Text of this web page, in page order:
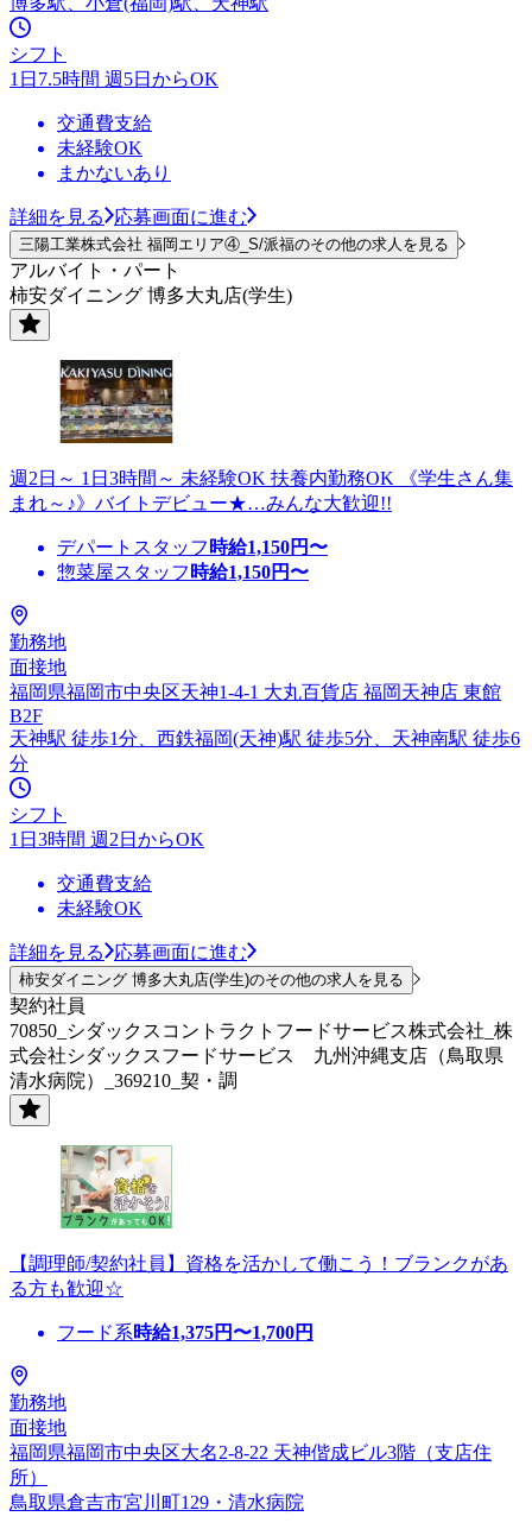
シフト
1日7.5時間 週5日からOK
交通費支給
未経験OK
まかないあり
詳細を見る 応募画面に進む
三陽工業株式会社 福岡エリア④_S/派福のその他の求人を見る
アルバイト・パート
柿安ダイニング 博多大丸店(学生)
週2日～ 1日3時間～ 未経験OK 扶養内勤務OK 《学生さん集
まれ～♪》バイトデビュー★…みんな大歓迎!!
デパートスタッフ 時給1,150円〜
惣菜屋スタッフ 時給1,150円〜
勤務地
面接地
福岡県福岡市中央区天神1-4-1 大丸百貨店 福岡天神店 東館
B2F
天神駅 徒歩1分、西鉄福岡(天神)駅 徒歩5分、天神南駅 徒歩6
分
シフト
1日3時間 週2日からOK
交通費支給
未経験OK
詳細を見る 応募画面に進む
柿安ダイニング 博多大丸店(学生)のその他の求人を見る
契約社員
70850_シダックスコントラクトフードサービス株式会社_株
式会社シダックスフードサービス 九州沖縄支店（鳥取県
清水病院）_369210_契・調
【調理師/契約社員】資格を活かして働こう！ブランクがあ
る方も歓迎☆
フード系時給1,375円〜1,700円
勤務地
面接地
福岡県福岡市中央区大名2-8-22 天神偕成ビル3階（支店住
所）
鳥取県倉吉市宮川町129・清水病院